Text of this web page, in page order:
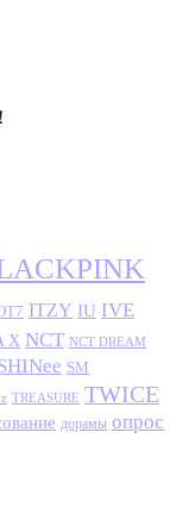
ITZY IU IVE
X NCT NCT DREAM
SM
TREASURE TWICE
дорамы опрос